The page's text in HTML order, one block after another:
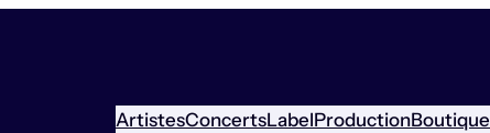
ArtistesConcertsLabelProductionBoutique